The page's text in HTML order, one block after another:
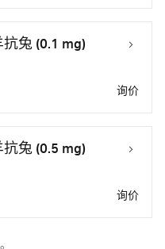
兔 (0.1 mg)
询价
兔 (0.5 mg)
询价